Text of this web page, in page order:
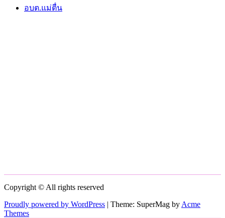
อบต.แม่ตื่น
Copyright © All rights reserved
Proudly powered by WordPress | Theme: SuperMag by Acme
Themes